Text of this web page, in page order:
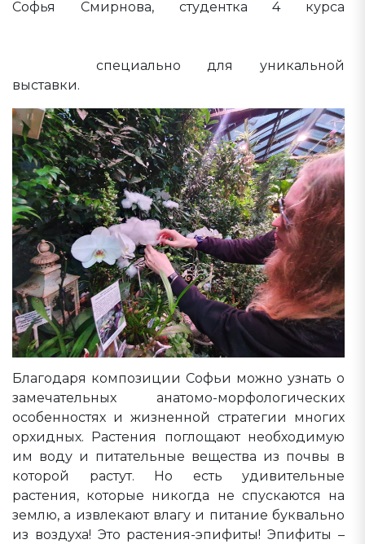
Софья Смирнова, студентка 4 курса
специально для уникальной
выставки.
Благодаря композиции Софьи можно узнать о
замечательных анатомо-морфологических
особенностях и жизненной стратегии многих
орхидных. Растения поглощают необходимую
им воду и питательные вещества из почвы в
которой растут. Но есть удивительные
растения, которые никогда не спускаются на
землю, а извлекают влагу и питание буквально
из воздуха! Это растения-эпифиты! Эпифиты –